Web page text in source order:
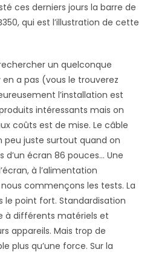
ces derniers jours la barre de
qui est l’illustration de cette
un quelconque
en a pas (vous le trouverez
l’installation est
intéressants mais on
coûts est de mise. Le câble
peu juste surtout quand on
d’un écran 86 pouces… Une
à l’alimentation
commençons les tests. La
le point fort. Standardisation
à différents matériels et
appareils. Mais trop de
plus qu’une force. Sur la